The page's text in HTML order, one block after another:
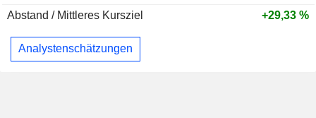
Abstand / Mittleres Kursziel
+29,33 %
Analystenschätzungen